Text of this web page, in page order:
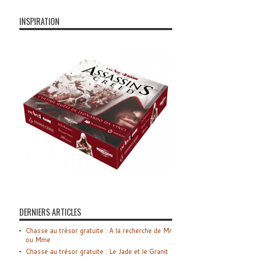
INSPIRATION
DERNIERS ARTICLES
Chasse au trésor gratuite : A la recherche de Mr
ou Mme
Chasse au trésor gratuite : Le Jade et le Granit